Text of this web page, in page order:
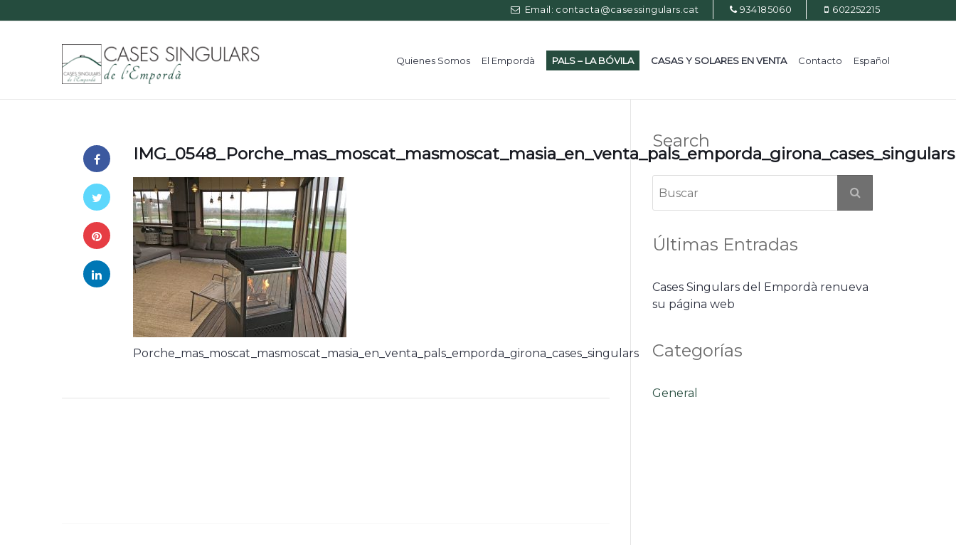
Email: contacta@casessingulars.cat 934185060 602252215
Quienes Somos El Empordà PALS – LA BÓVILA CASAS Y SOLARES EN VENTA Contacto Español
IMG_0548_Porche_mas_moscat_masmoscat_masia_en_venta_pals_emporda_girona_cases_singulars
Porche_mas_moscat_masmoscat_masia_en_venta_pals_emporda_girona_cases_singulars
Search
Últimas Entradas
Cases Singulars del Empordà renueva
su página web
Categorías
General